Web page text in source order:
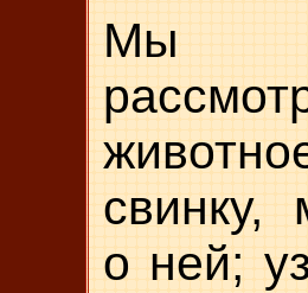
Мы
свинку,
о ней;